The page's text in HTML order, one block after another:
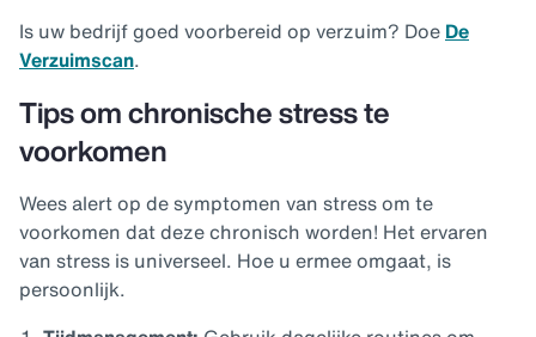
Is uw bedrijf goed voorbereid op verzuim? Doe De
Verzuimscan.
Tips om chronische stress te
voorkomen
Wees alert op de symptomen van stress om te
voorkomen dat deze chronisch worden! Het ervaren
van stress is universeel. Hoe u ermee omgaat, is
persoonlijk.